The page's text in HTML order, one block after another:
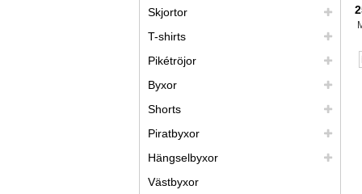
Skjortor
T-shirts
Pikétröjor
Byxor
Shorts
Piratbyxor
Hängselbyxor
Västbyxor